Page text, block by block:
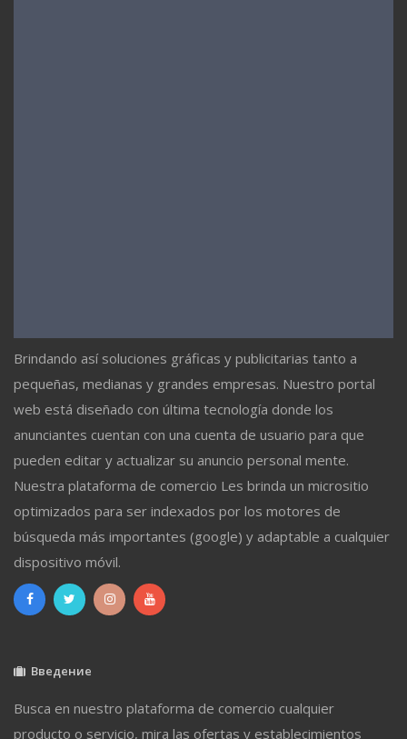
Brindando así soluciones gráficas y publicitarias tanto a
pequeñas, medianas y grandes empresas. Nuestro portal
web está diseñado con última tecnología donde los
anunciantes cuentan con una cuenta de usuario para que
pueden editar y actualizar su anuncio personal mente.
Nuestra plataforma de comercio Les brinda un micrositio
optimizados para ser indexados por los motores de
búsqueda más importantes (google) y adaptable a cualquier
dispositivo móvil.
Введение
Busca en nuestro plataforma de comercio cualquier
producto o servicio, mira las ofertas y establecimientos